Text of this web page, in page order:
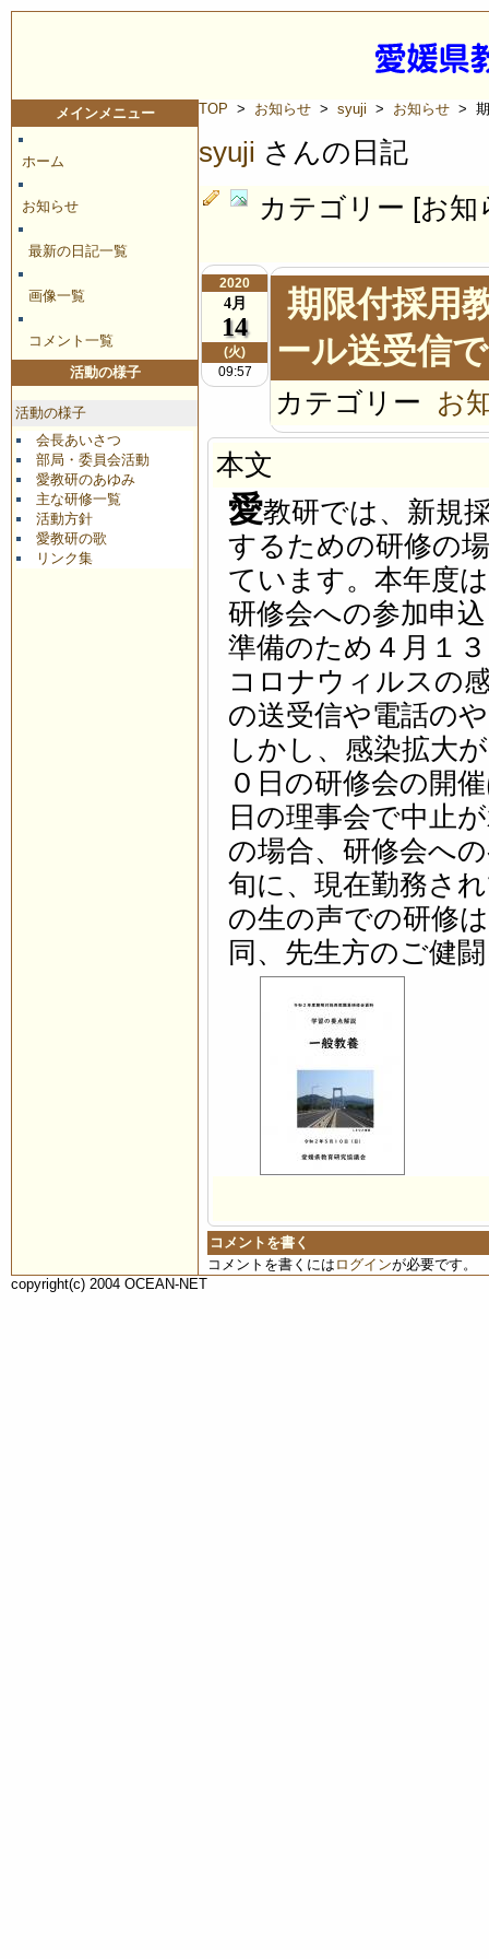
メインメニュー
ホーム
お知らせ
最新の日記一覧
画像一覧
コメント一覧
活動の様子
活動の様子
会長あいさつ
部局・委員会活動
愛教研のあゆみ
主な研修一覧
活動方針
愛教研の歌
リンク集
TOP > お知らせ > syuji > お知らせ > 期
syuji さんの日記
カテゴリー [お
2020
4月
14
(火)
09:57
期限付採用
ール送受信で
カテゴリー お
本文
愛教研では、新規
するための研修の
ています。本年度
研修会への参加申
準備のため４月１
コロナウィルスの
の送受信や電話の
しかし、感染拡大
０日の研修会の開
日の理事会で中止
の場合、研修会へ
旬に、現在勤務さ
の生の声での研修
同、先生方のご健
コメントを書く
コメントを書くには ログインが必要です。
copyright(c) 2004 OCEAN-NET